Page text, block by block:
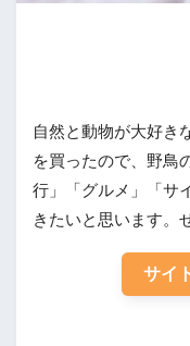
自然と動物が大好き
を買ったので、野鳥
行」「グルメ」「サ
きたいと思います。
サイ